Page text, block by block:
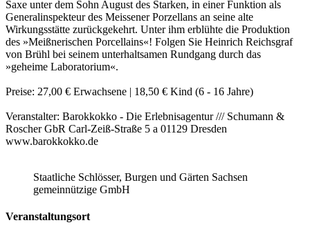
Saxe unter dem Sohn August des Starken, in einer Funktion als
Generalinspekteur des Meissener Porzellans an seine alte
Wirkungsstätte zurückgekehrt. Unter ihm erblühte die Produktion
des »Meißnerischen Porcellains«! Folgen Sie Heinrich Reichsgraf
von Brühl bei seinem unterhaltsamen Rundgang durch das
»geheime Laboratorium«.
Preise: 27,00 € Erwachsene | 18,50 € Kind (6 - 16 Jahre)
Veranstalter: Barokkokko - Die Erlebnisagentur /// Schumann &
Roscher GbR Carl-Zeiß-Straße 5 a 01129 Dresden
www.barokkokko.de
Staatliche Schlösser, Burgen und Gärten Sachsen
gemeinnützige GmbH
Veranstaltungsort